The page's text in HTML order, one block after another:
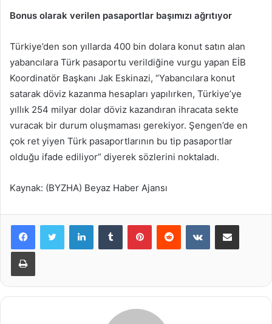
Bonus olarak verilen pasaportlar başımızı ağrıtıyor
Türkiye’den son yıllarda 400 bin dolara konut satın alan
yabancılara Türk pasaportu verildiğine vurgu yapan EİB
Koordinatör Başkanı Jak Eskinazi, “Yabancılara konut
satarak döviz kazanma hesapları yapılırken, Türkiye’ye
yıllık 254 milyar dolar döviz kazandıran ihracata sekte
vuracak bir durum oluşmaması gerekiyor. Şengen’de en
çok ret yiyen Türk pasaportlarının bu tip pasaportlar
olduğu ifade ediliyor” diyerek sözlerini noktaladı.
Kaynak: (BYZHA) Beyaz Haber Ajansı
LinkedInTumblr PinterestReddit VKontakteE-Posta ile paylaş
Yazdır